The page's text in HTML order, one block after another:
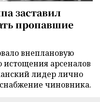
заставил
пропавшие
внеплановую
истощения арсеналов
лидер лично
чиновника.